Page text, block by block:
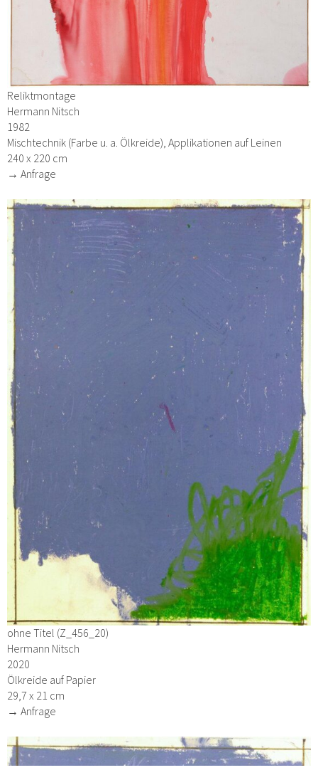
Reliktmontage
Hermann Nitsch
1982
Mischtechnik (Farbe u. a. Ölkreide), Applikationen auf Leinen
240 x 220 cm
→ Anfrage
ohne Titel (Z_456_20)
Hermann Nitsch
2020
Ölkreide auf Papier
29,7 x 21 cm
→ Anfrage